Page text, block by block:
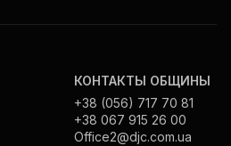
КОНТАКТЫ ОБЩИНЫ
+38 (056) 717 70 81
+38 067 915 26 00
Office2@djc.com.ua